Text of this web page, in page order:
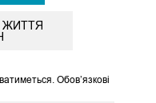
ЖИТТЯ
Обов’язкові